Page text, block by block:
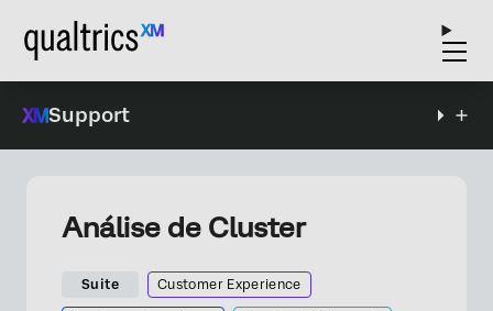
Support
Análise de Cluster
Suite Customer Experience